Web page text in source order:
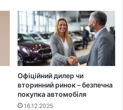
Офіційний дилер чи
вторинний ринок – безпечна
покупка автомобіля
16.12.2025